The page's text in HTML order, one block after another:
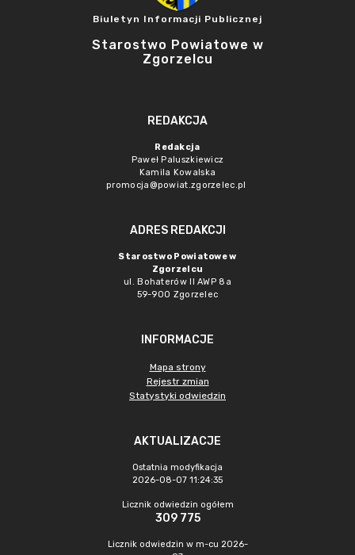
Biuletyn Informacji Publicznej
Starostwo Powiatowe w
Zgorzelcu
REDAKCJA
Redakcja
Paweł Paluszkiewicz
Kamila Kowalska
promocja@powiat.zgorzelec.pl
ADRES REDAKCJI
Starostwo Powiatowe w
Zgorzelcu
ul. Bohaterów II AWP 8a
59-900 Zgorzelec
INFORMACJE
Mapa strony
Rejestr zmian
Statystyki odwiedzin
AKTUALIZACJE
Ostatnia modyfikacja
2026-08-07 11:24:35
Licznik odwiedzin ogółem
309 775
Licznik odwiedzin w m-cu 2026-